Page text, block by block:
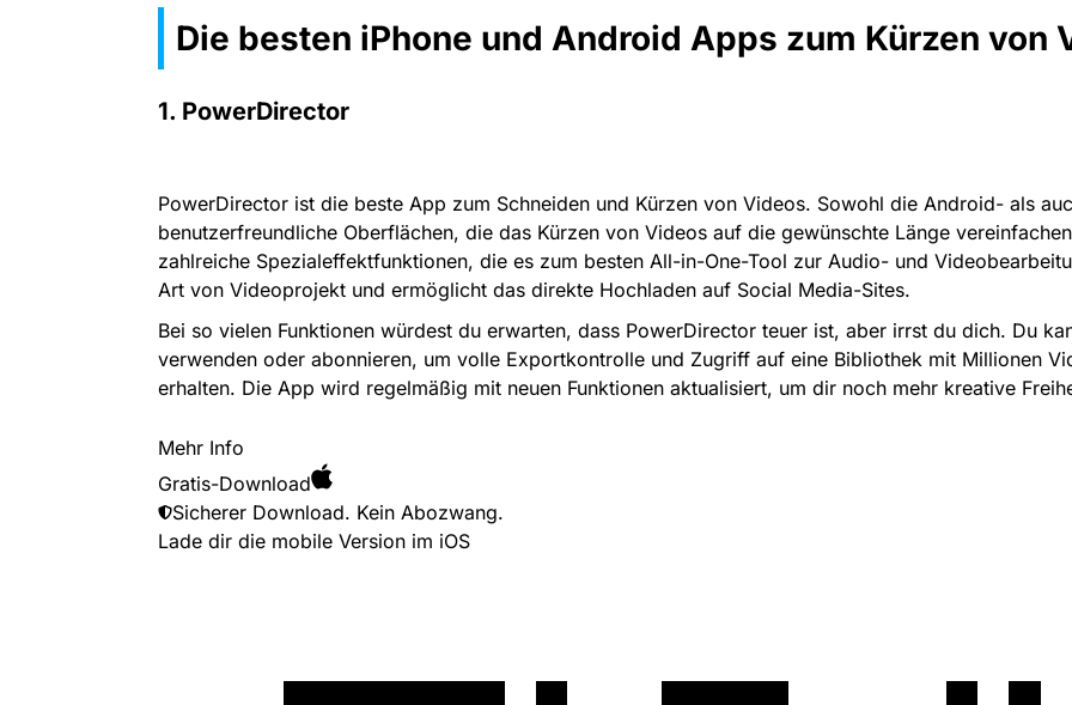
Die besten iPhone und Android Apps zum Kürzen von
1. PowerDirector
PowerDirector ist die beste App zum Schneiden und Kürzen von Videos. Sowohl die Android- als
benutzerfreundliche Oberflächen, die das Kürzen von Videos auf die gewünschte Länge
zahlreiche Spezialeffektfunktionen, die es zum besten All-in-One-Tool zur Audio- und
Art von Videoprojekt und ermöglicht das direkte Hochladen auf Social Media-Sites.
Bei so vielen Funktionen würdest du erwarten, dass PowerDirector teuer ist, aber irrst du dich. Du
verwenden oder abonnieren, um volle Exportkontrolle und Zugriff auf eine Bibliothek mit Millionen
erhalten. Die App wird regelmäßig mit neuen Funktionen aktualisiert, um dir noch mehr kreative
Mehr Info
Gratis-Download
Sicherer Download. Kein Abozwang.
Lade dir die mobile Version im iOS